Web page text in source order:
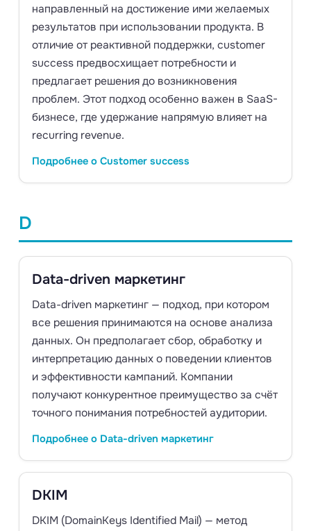
направленный на достижение ими желаемых
результатов при использовании продукта. В
отличие от реактивной поддержки, customer
success предвосхищает потребности и
предлагает решения до возникновения
проблем. Этот подход особенно важен в SaaS-
бизнесе, где удержание напрямую влияет на
recurring revenue.
Подробнее о Customer success
D
Data-driven маркетинг
Data-driven маркетинг — подход, при котором
все решения принимаются на основе анализа
данных. Он предполагает сбор, обработку и
интерпретацию данных о поведении клиентов
и эффективности кампаний. Компании
получают конкурентное преимущество за счёт
точного понимания потребностей аудитории.
Подробнее о Data-driven маркетинг
DKIM
DKIM (DomainKeys Identified Mail) — метод